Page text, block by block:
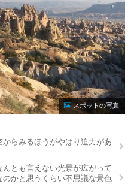
スポットの写真
らみるほうがやはり迫力があ
とも言えない光景が広がって
かと思うくらい不思議な景色